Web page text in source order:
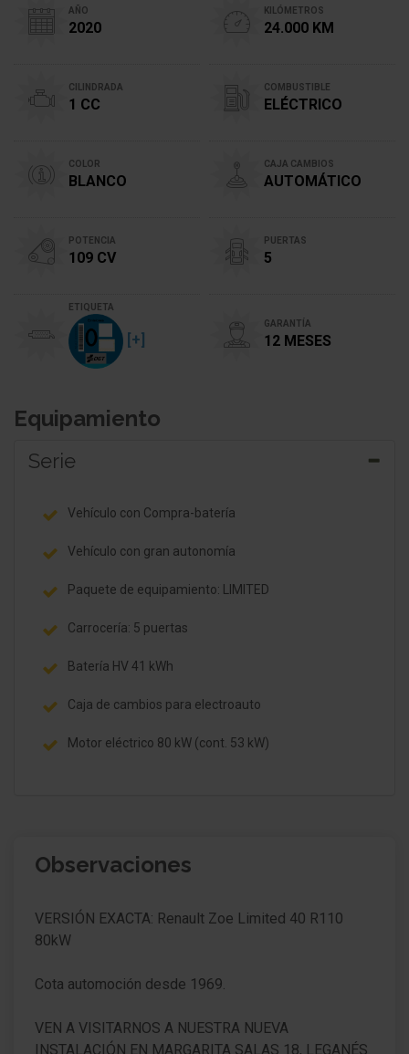
AÑO
2020
KILÓMETROS
24.000 KM
CILINDRADA
1 CC
COMBUSTIBLE
ELÉCTRICO
COLOR
BLANCO
CAJA CAMBIOS
AUTOMÁTICO
POTENCIA
109 CV
PUERTAS
5
ETIQUETA
[+]
GARANTÍA
12 MESES
Equipamiento
Serie
Vehículo con Compra-batería
Vehículo con gran autonomía
Paquete de equipamiento: LIMITED
Carrocería: 5 puertas
Batería HV 41 kWh
Caja de cambios para electroauto
Motor eléctrico 80 kW (cont. 53 kW)
Observaciones
VERSIÓN EXACTA: Renault Zoe Limited 40 R110
80kW
Cota automoción desde 1969.
VEN A VISITARNOS A NUESTRA NUEVA
INSTALACIÓN EN MARGARITA SALAS 18, LEGANÉS